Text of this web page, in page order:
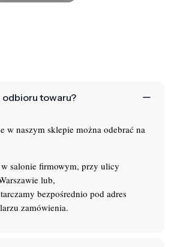
odbioru towaru?
w naszym sklepie można odebrać na
salonie firmowym, przy ulicy
lub,
bezpośrednio pod adres
zamówienia.